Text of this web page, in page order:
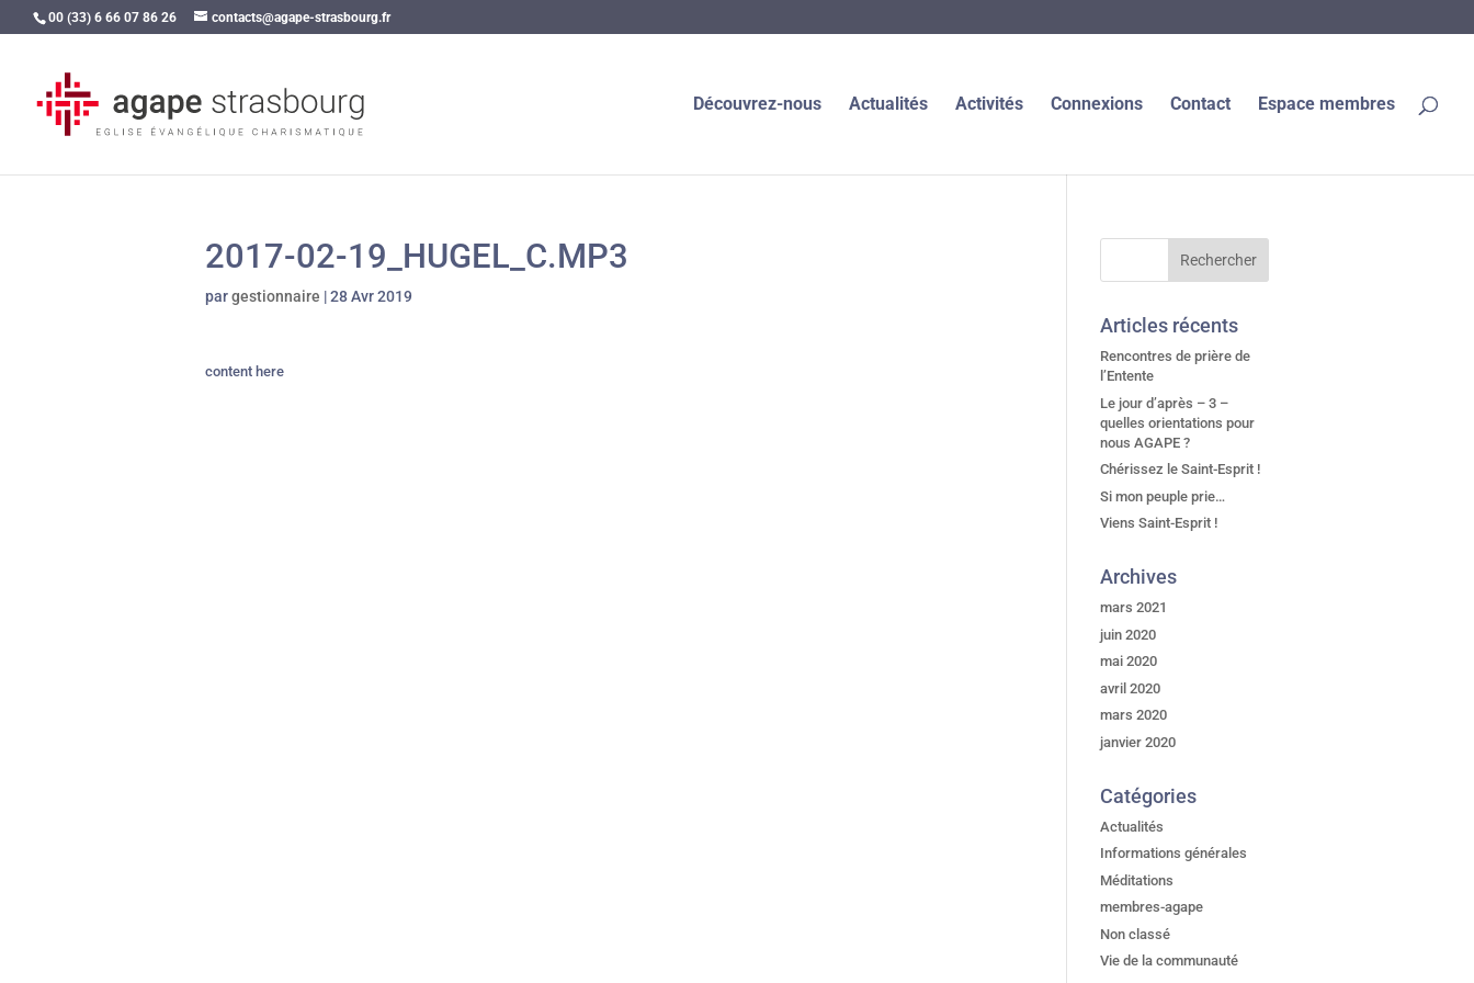
00 (33) 6 66 07 86 26 contacts@agape-strasbourg.fr
Découvrez-nous Actualités Activités Connexions Contact Espace membres
2017-02-19_HUGEL_C.MP3
pargestionnaire |28 Avr 2019
content here
Articles récents
Rencontres de prière de
l’Entente
Le jour d’après – 3 –
quelles orientations pour
nous AGAPE ?
Chérissez le Saint-Esprit !
Si mon peuple prie…
Viens Saint-Esprit !
Archives
mars 2021
juin 2020
mai 2020
avril 2020
mars 2020
janvier 2020
Catégories
Actualités
Informations générales
Méditations
membres-agape
Non classé
Vie de la communauté